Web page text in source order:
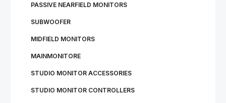
PASSIVE NEARFIELD MONITORS
SUBWOOFER
MIDFIELD MONITORS
MAINMONITORE
STUDIO MONITOR ACCESSORIES
STUDIO MONITOR CONTROLLERS